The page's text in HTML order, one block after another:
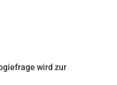
wird zur